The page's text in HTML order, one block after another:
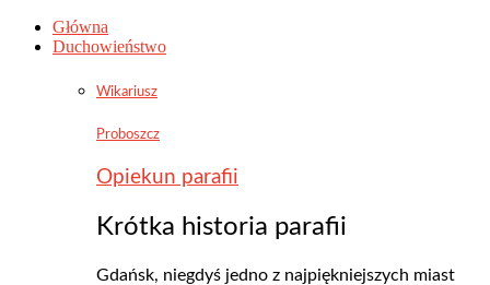
Główna
Duchowieństwo
Wikariusz
Proboszcz
Opiekun parafii
Krótka historia parafii
Gdańsk, niegdyś jedno z najpiękniejszych miast